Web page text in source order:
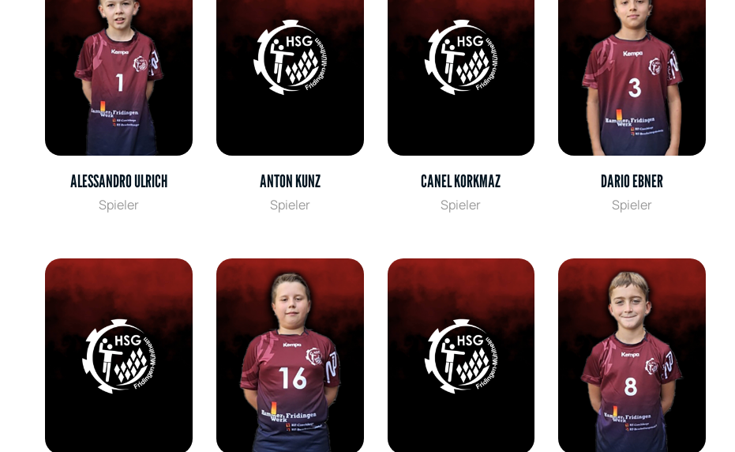
ALESSANDRO ULRICH
Spieler
ANTON KUNZ
Spieler
CANEL KORKMAZ
Spieler
DARIO EBNER
Spieler